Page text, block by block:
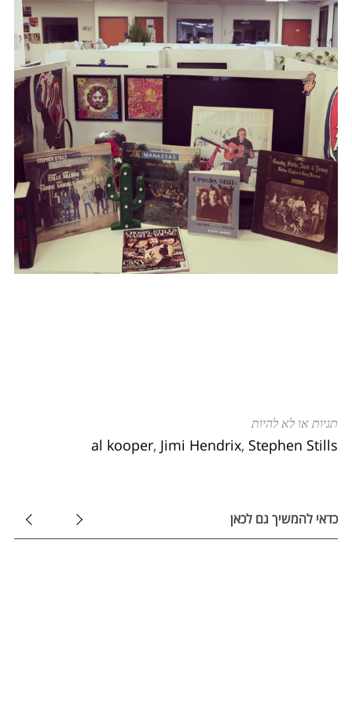
תגיות או לא להיות
al kooper, Jimi Hendrix, Stephen Stills
כדאי להמשיך גם לכאן